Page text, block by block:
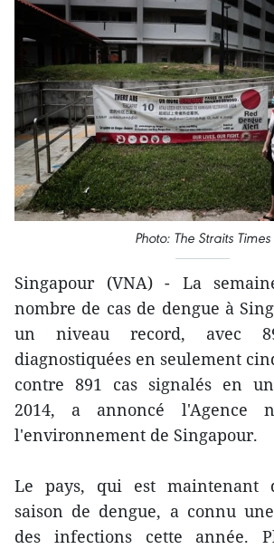
Photo: The Straits Times
Singapour (VNA) - La
nombre de cas de dengue à
un niveau record, avec
diagnostiquées en seulement
contre 891 cas signalés en
2014, a annoncé l'Agence
l'environnement de Singapour.
Le pays, qui est maintenant
saison de dengue, a connu
des infections cette année.